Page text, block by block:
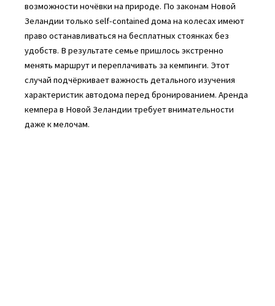
возможности ночёвки на природе. По законам Новой
Зеландии только self-contained дома на колесах имеют
право останавливаться на бесплатных стоянках без
удобств. В результате семье пришлось экстренно
менять маршрут и переплачивать за кемпинги. Этот
случай подчёркивает важность детального изучения
характеристик автодома перед бронированием. Аренда
кемпера в Новой Зеландии требует внимательности
даже к мелочам.